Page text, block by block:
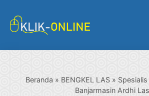
Beranda » BENGKEL LAS »
Banjarmasin Ardhi Las